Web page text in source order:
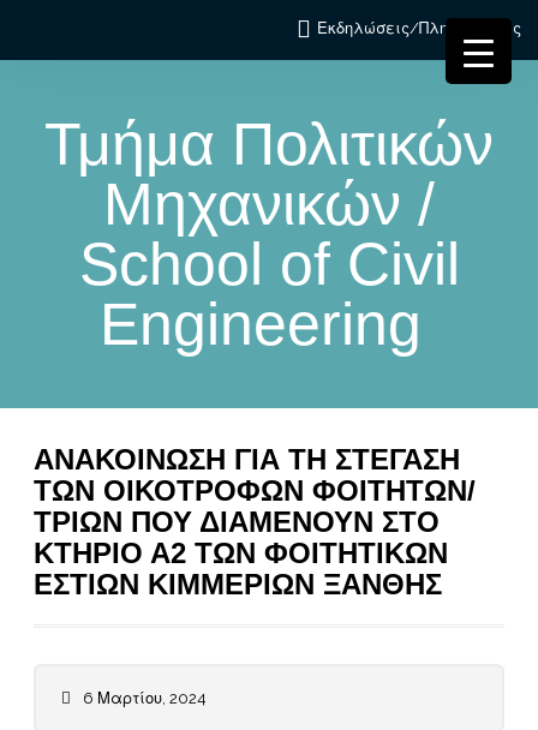
Εκδηλώσεις/Πληροφορίες
Τμήμα Πολιτικών
Μηχανικών /
School of Civil
Engineering
ΑΝΑΚΟΙΝΩΣΗ ΓΙΑ ΤΗ ΣΤΕΓΑΣΗ
ΤΩΝ ΟΙΚΟΤΡΟΦΩΝ ΦΟΙΤΗΤΩΝ/
ΤΡΙΩΝ ΠΟΥ ΔΙΑΜΕΝΟΥΝ ΣΤΟ
ΚΤΗΡΙΟ Α2 ΤΩΝ ΦΟΙΤΗΤΙΚΩΝ
ΕΣΤΙΩΝ ΚΙΜΜΕΡΙΩΝ ΞΑΝΘΗΣ
6 Μαρτίου, 2024